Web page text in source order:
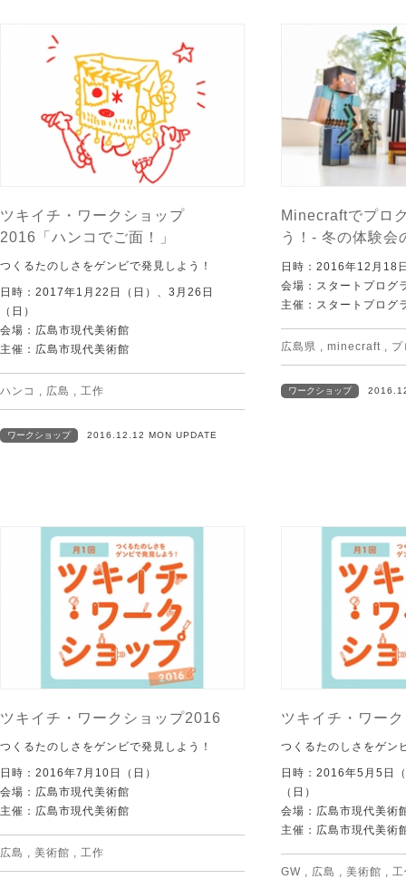
ツキイチ・ワークショップ
2016「ハンコでご面！」
つくるたのしさをゲンビで発見しよう！
日時：2017年1月22日（日）、3月26日
（日）
会場：広島市現代美術館
主催：広島市現代美術館
ハンコ , 広島 , 工作
ワークショップ 2016.12.12 MON UPDATE
Minecraftでプロ
う！- 冬の体験会
日時：2016年12月18
会場：スタートプログ
主催：スタートプログ
広島県 , minecraft , プ
ワークショップ
ツキイチ・ワークショップ2016
つくるたのしさをゲンビで発見しよう！
日時：2016年7月10日（日）
会場：広島市現代美術館
主催：広島市現代美術館
広島 , 美術館 , 工作
ツキイチ・ワー
つくるたのしさをゲン
日時：2016年5月5日
（日）
会場：広島市現代美術
主催：広島市現代美術
GW , 広島 , 美術館 ,